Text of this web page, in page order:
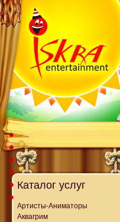
Каталог услуг
Артисты-Аниматоры
Аквагрим